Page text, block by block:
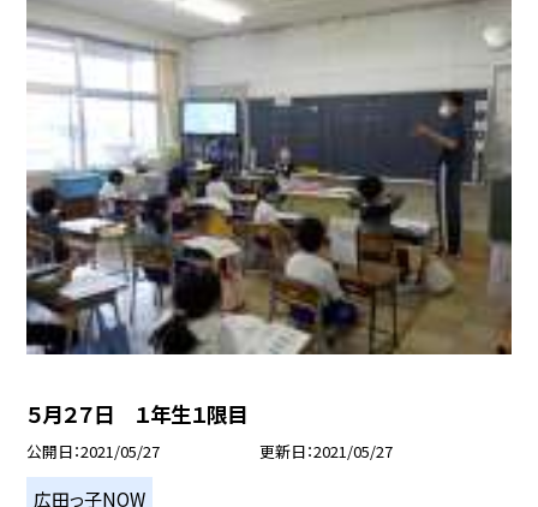
５月２７日 １年生１限目
公開日 2021/05/27 更新日 2021/05/27
広田っ子NOW